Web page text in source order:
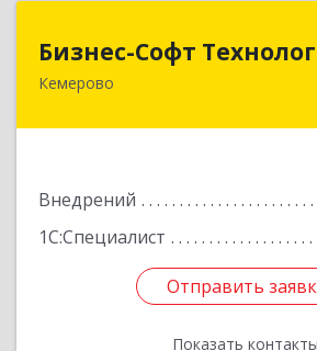
Бизнес-Софт
Кемерово
Внедрений
1С:Специалист
Отправить
Показать контакты
Бизнес-Софт
650992, Кемеровская
Отправить
Назад